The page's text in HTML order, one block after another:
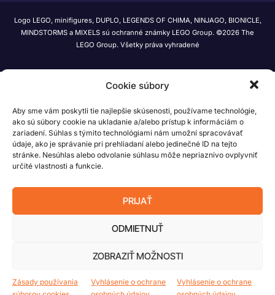
Cookie súbory
Aby sme vám poskytli tie najlepšie skúsenosti, používame technológie,
ako sú súbory cookie na ukladanie a/alebo prístup k informáciám o
zariadení. Súhlas s týmito technológiami nám umožní spracovávať
údaje, ako je správanie pri prehliadaní alebo jedinečné ID na tejto
stránke. Nesúhlas alebo odvolanie súhlasu môže nepriaznivo ovplyvniť
určité vlastnosti a funkcie.
PRIJAŤ
ODMIETNUŤ
ZOBRAZIŤ MOŽNOSTI
Zásady používania
Vyhlásenie o ochrane
Vyhlásenie o ochrane
Logo LEGO, minifigures, DUPLO, LEGENDS OF CHIMA, NINJAGO, BIONICLE,
MINDSTORMS a MIXELS sú ochranné známky LEGO Group. ©2026 The
LEGO Group. Všetky práva vyhradené